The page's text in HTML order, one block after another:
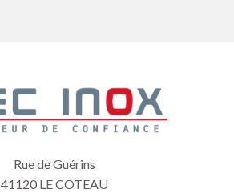
Rue de Guérins
41120 LE COTEAU